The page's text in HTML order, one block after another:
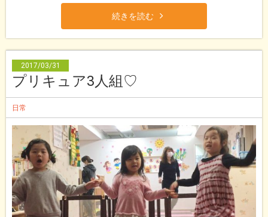
続きを読む
2017/03/31
プリキュア3人組♡
日常